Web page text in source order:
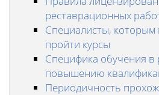
реставрационных
Специалисты, которым
пройти курсы
Специфика обучения в
повышению
Периодичность